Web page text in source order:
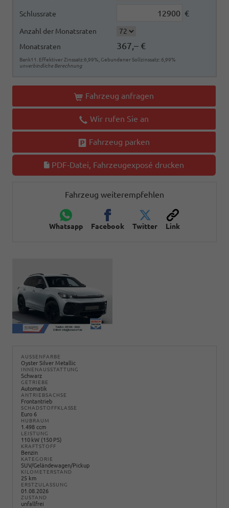
Schlussrate €
Anzahl der Monatsraten
Monatsraten
367,– €
Bank11. Effektiver Zinssatz:6,99%, Gebundener Sollzinssatz: 6,99%
unverbindliche Berechnung
Fahrzeug anfragen
Wir rufen Sie an
Fahrzeug parken
PDF-Datei, Fahrzeugexposé drucken
Fahrzeug weiterempfehlen
Whatsapp Facebook Twitter Link
AUSSENFARBE
Oyster Silver Metallic
INNENAUSSTATTUNG
Schwarz
GETRIEBE
Automatik
ANTRIEBSACHSE
Frontantrieb
SCHADSTOFFKLASSE
Euro 6
HUBRAUM
1.498 ccm
LEISTUNG
110 kW (150 PS)
KRAFTSTOFF
Benzin
KATEGORIE
SUV/Geländewagen/Pickup
KILOMETERSTAND
25 km
ERSTZULASSUNG
01.08.2026
ZUSTAND
unfallfrei